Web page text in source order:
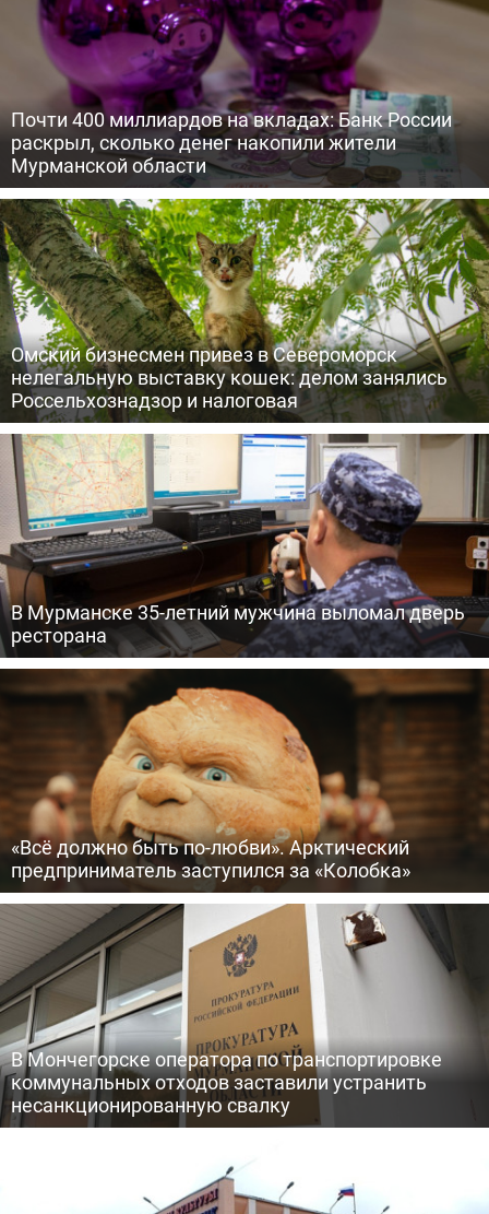
Почти 400 миллиардов на вкладах: Банк России
раскрыл, сколько денег накопили жители
Мурманской области
Омский бизнесмен привез в Североморск
нелегальную выставку кошек: делом занялись
Россельхознадзор и налоговая
В Мурманске 35-летний мужчина выломал дверь
ресторана
«Всё должно быть по-любви». Арктический
предприниматель заступился за «Колобка»
В Мончегорске оператора по транспортировке
коммунальных отходов заставили устранить
несанкционированную свалку